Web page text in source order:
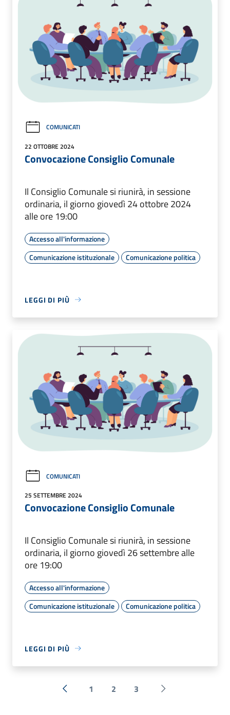
COMUNICATI
22 OTTOBRE 2024
Convocazione Consiglio Comunale
Il Consiglio Comunale si riunirà, in sessione
ordinaria, il giorno giovedì 24 ottobre 2024
alle ore 19:00
Accesso all'informazione
Comunicazione istituzionale
Comunicazione politica
LEGGI DI PIÙ
COMUNICATI
25 SETTEMBRE 2024
Convocazione Consiglio Comunale
Il Consiglio Comunale si riunirà, in sessione
ordinaria, il giorno giovedì 26 settembre alle
ore 19:00
Accesso all'informazione
Comunicazione istituzionale
Comunicazione politica
LEGGI DI PIÙ
« Precedente
1 2 3 Successiva »